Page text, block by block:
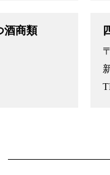
酒商類